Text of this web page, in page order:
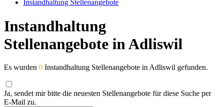
Instandhaltung Stellenangebote
Instandhaltung
Stellenangebote in Adliswil
Es wurden 0 Instandhaltung Stellenangebote in Adliswil gefunden.
Ja, sendet mir bitte die neuesten Stellenangebote für diese Suche per
E-Mail zu.